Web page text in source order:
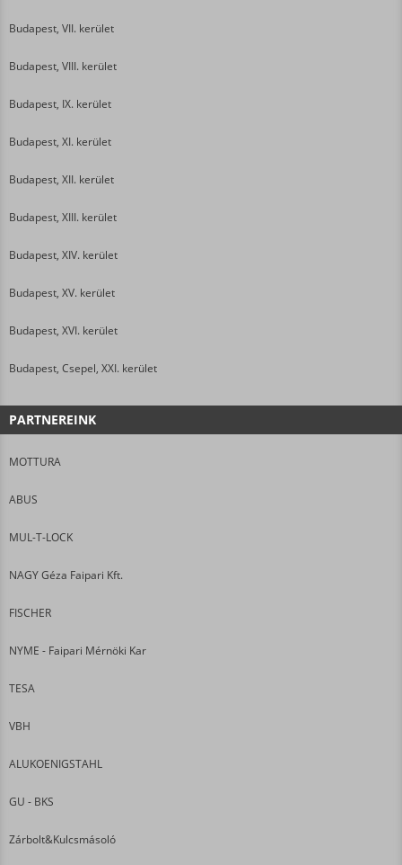
Budapest, VII. kerület
Budapest, VIII. kerület
Budapest, IX. kerület
Budapest, XI. kerület
Budapest, XII. kerület
Budapest, XIII. kerület
Budapest, XIV. kerület
Budapest, XV. kerület
Budapest, XVI. kerület
Budapest, Csepel, XXI. kerület
PARTNEREINK
MOTTURA
ABUS
MUL-T-LOCK
NAGY Géza Faipari Kft.
FISCHER
NYME - Faipari Mérnöki Kar
TESA
VBH
ALUKOENIGSTAHL
GU - BKS
Zárbolt&Kulcsmásoló